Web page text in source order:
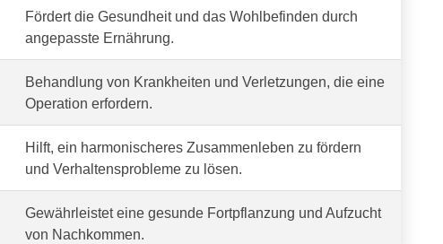
Fördert die Gesundheit und das Wohlbefinden durch
angepasste Ernährung.
Behandlung von Krankheiten und Verletzungen, die eine
Operation erfordern.
Hilft, ein harmonischeres Zusammenleben zu fördern
und Verhaltensprobleme zu lösen.
Gewährleistet eine gesunde Fortpflanzung und Aufzucht
von Nachkommen.